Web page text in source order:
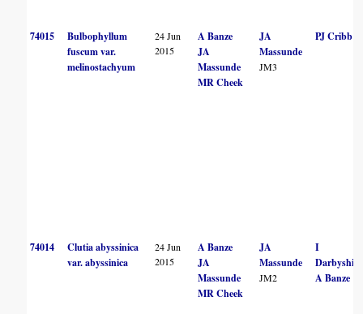
74015
Bulbophyllum
fuscum var.
melinostachyum
24 Jun
2015
A Banze
JA
Massunde
MR Cheek
JA
Massunde
JM3
PJ Cribb
74014
Clutia abyssinica
var. abyssinica
24 Jun
2015
A Banze
JA
Massunde
MR Cheek
JA
Massunde
JM2
I
Darbyshire
A Banze